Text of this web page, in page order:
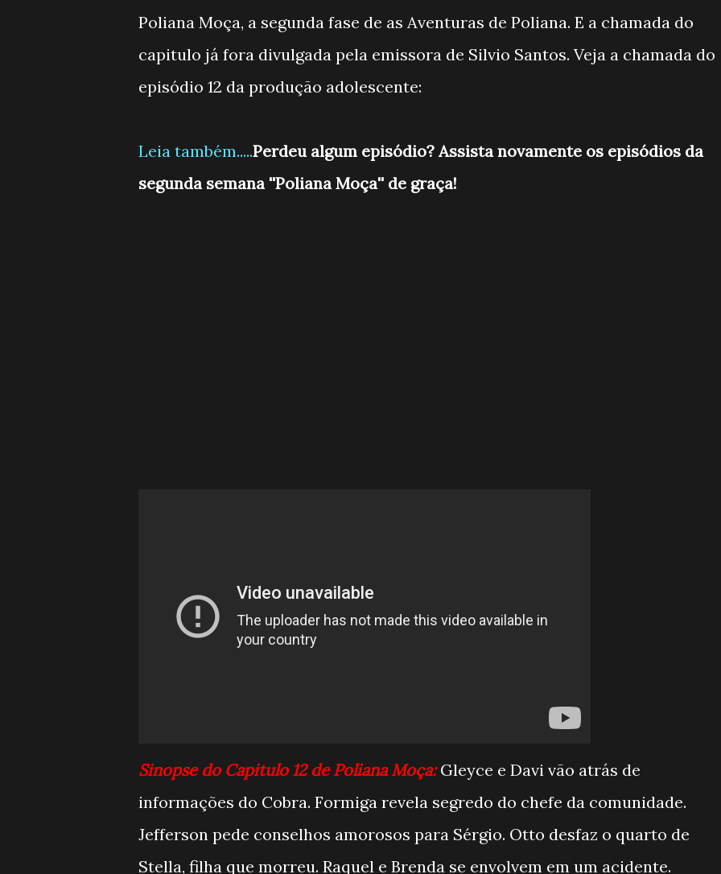
Poliana Moça, a segunda fase de as Aventuras de Poliana. E a chamada do
capitulo já fora divulgada pela emissora de Silvio Santos. Veja a chamada do
episódio 12 da produção adolescente:
Leia também.....Perdeu algum episódio? Assista novamente os episódios da
segunda semana ''Poliana Moça'' de graça!
Sinopse do Capitulo 12 de Poliana Moça:Gleyce e Davi vão atrás de
informações do Cobra. Formiga revela segredo do chefe da comunidade.
Jefferson pede conselhos amorosos para Sérgio. Otto desfaz o quarto de
Stella, filha que morreu. Raquel e Brenda se envolvem em um acidente.